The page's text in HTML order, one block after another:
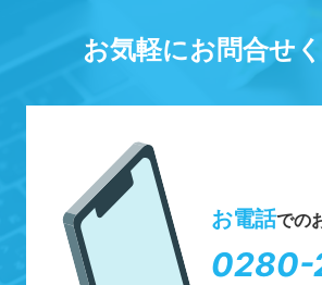
お気軽にお問合せ
お電話での
0280-